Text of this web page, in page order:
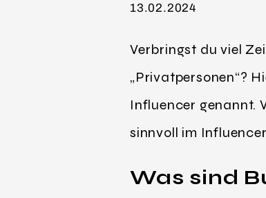
13.02.2024
Verbringst du viel
„Privatpersonen“?
Influencer genannt.
sinnvoll im
Was sind